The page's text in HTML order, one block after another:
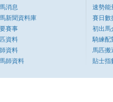
消息
新聞資料庫
賽事
資料
資料
師資料
速勢能
賽日數
初出馬
騎練配
馬匹搬
貼士指